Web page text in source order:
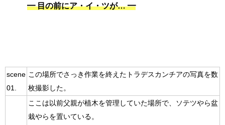
━ 目の前にア・イ・ツが… ━
scene
01.
この場所でさっき作業を終えたトラデスカンチアの写真を数
枚撮影した。
ここは以前父親が植木を管理していた場所で、ソテツやら盆
栽やらを置いている。